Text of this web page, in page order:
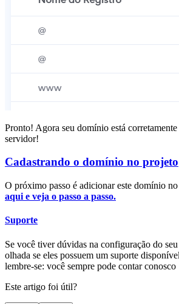
Pronto! Agora seu domínio está
servidor!
Cadastrando o domínio no projeto
O próximo passo é adicionar este domínio
aqui e veja o passo a passo.
Suporte
Se você tiver dúvidas na configuração do
olhada se eles possuem um suporte
lembre-se: você sempre pode contar conosco
Este artigo foi útil?